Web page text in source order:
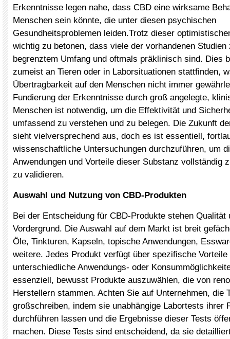
Erkenntnisse legen nahe, dass CBD eine wirksame
Menschen sein könnte, die unter diesen psychischen
Gesundheitsproblemen leiden.Trotz dieser
wichtig zu betonen, dass viele der vorhandenen Studien
begrenztem Umfang und oftmals präklinisch sind. Dies
zumeist an Tieren oder in Laborsituationen stattfinden,
Übertragbarkeit auf den Menschen nicht immer
Fundierung der Erkenntnisse durch groß angelegte,
Menschen ist notwendig, um die Effektivität und
umfassend zu verstehen und zu belegen. Die Zukunft
sieht vielversprechend aus, doch es ist essentiell,
wissenschaftliche Untersuchungen durchzuführen, um
Anwendungen und Vorteile dieser Substanz vollständig
zu validieren.
Auswahl und Nutzung von CBD-Produkten
Bei der Entscheidung für CBD-Produkte stehen Qualität
Vordergrund. Die Auswahl auf dem Markt ist breit
Öle, Tinkturen, Kapseln, topische Anwendungen,
weitere. Jedes Produkt verfügt über spezifische Vorteile
unterschiedliche Anwendungs- oder
essenziell, bewusst Produkte auszuwählen, die von
Herstellern stammen. Achten Sie auf Unternehmen, die
großschreiben, indem sie unabhängige Labortests ihrer
durchführen lassen und die Ergebnisse dieser Tests
machen. Diese Tests sind entscheidend, da sie